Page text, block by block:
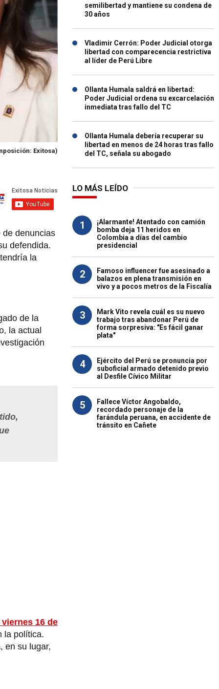
Exitosa)
de denuncias
defendida.
la
de la
la actual
16 de
la política.
en su lugar,
semilibertad y mantiene su condena de
30 años
Vladimir Cerrón: Poder Judicial otorga
libertad con comparecencia restrictiva
al líder de Perú Libre
Ollanta Humala saldrá en libertad:
Poder Judicial ordena su excarcelación
inmediata tras fallo del TC
Ollanta Humala debería recuperar su
libertad en menos de 24 horas tras fallo
del TC, señala su abogado
LO MÁS LEÍDO
1
¡Alarmante! Atentado con camión
bomba deja 11 heridos en
Colombia a días del cambio
presidencial
2
Famoso influencer fue asesinado a
balazos en plena transmisión en
vivo y a pocos metros de la Fiscalía
3
Mark Vito revela cuál es su nuevo
trabajo tras abandonar Perú de
forma sorpresiva: "Es fácil ganar
plata"
4
Ejército del Perú se pronuncia por
suboficial armado detenido previo
al Desfile Cívico Militar
5
Fallece Víctor Angobaldo,
recordado personaje de la
farándula peruana, en accidente de
tránsito en Cañete